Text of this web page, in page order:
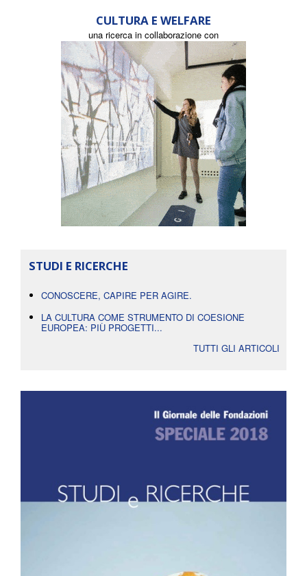
CULTURA E WELFARE
una ricerca in collaborazione con
STUDI E RICERCHE
CONOSCERE, CAPIRE PER AGIRE.
LA CULTURA COME STRUMENTO DI COESIONE
EUROPEA: PIÙ PROGETTI...
TUTTI GLI ARTICOLI